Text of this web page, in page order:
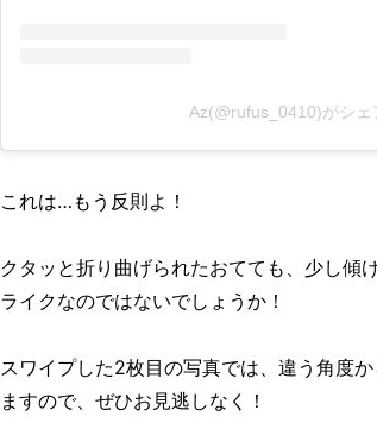
Az(@rufus_0410)がシェ
これは…もう反則よ！
クタッと折り曲げられたおてても、少し傾
ライクなのではないでしょうか！
スワイプした2枚目の写真では、違う角度
ますので、ぜひお見逃しなく！